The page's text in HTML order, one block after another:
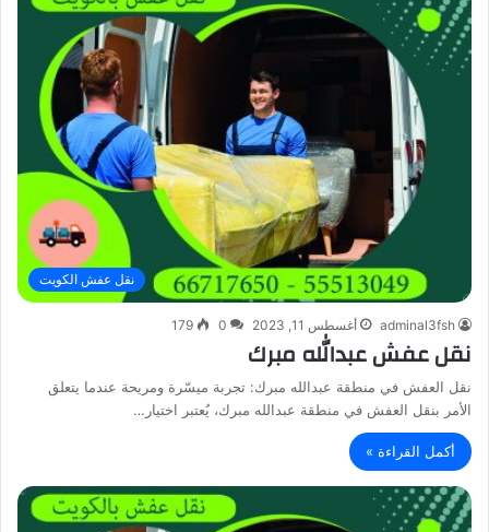
نقل عفش الكويت
adminal3fsh أغسطس 11, 2023 0
179
نقل عفش عبدالله مبرك
نقل العفش في منطقة عبدالله مبرك: تجربة ميسّرة ومريحة عندما يتعلق
الأمر بنقل العفش في منطقة عبدالله مبرك، يُعتبر اختيار…
أكمل القراءة »